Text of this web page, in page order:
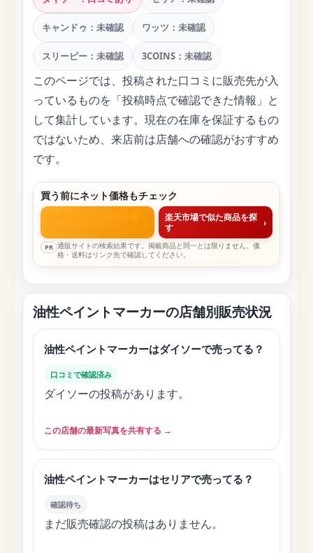
キャンドゥ：未確認 ワッツ：未確認
スリーピー：未確認 3COINS：未確認
このページでは、投稿された口コミに販売先が入
っているものを「投稿時点で確認できた情報」と
して集計しています。現在の在庫を保証するもの
ではないため、来店前は店舗への確認がおすすめ
です。
買う前にネット価格もチェック
›
楽天市場で似た商品を探
す
›
PR 通販サイトの検索結果です。掲載商品と同一とは限りません。価
格・送料はリンク先で確認してください。
油性ペイントマーカーの店舗別販売状況
油性ペイントマーカーはダイソーで売ってる？
口コミで確認済み
ダイソーの投稿があります。
この店舗の最新写真を共有する →
油性ペイントマーカーはセリアで売ってる？
確認待ち
まだ販売確認の投稿はありません。